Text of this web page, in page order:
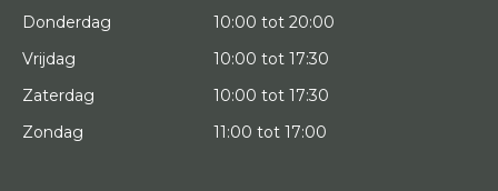
Donderdag
10:00 tot 20:00
Vrijdag
10:00 tot 17:30
Zaterdag
10:00 tot 17:30
Zondag
11:00 tot 17:00